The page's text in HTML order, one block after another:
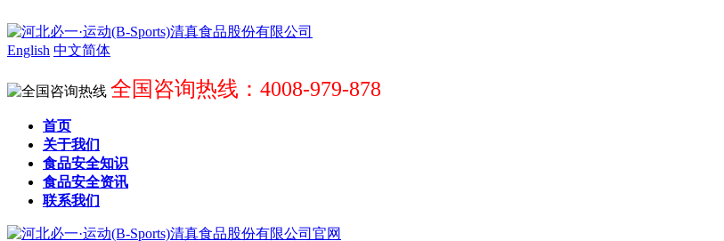
English 中文简体
全国咨询热线：4008-979-878
首页
关于我们
食品安全知识
食品安全资讯
联系我们